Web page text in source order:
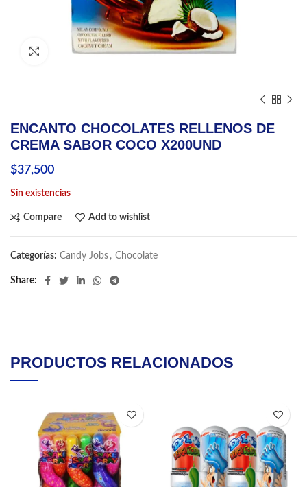
Click to enlarge
ENCANTO CHOCOLATES RELLENOS DE
CREMA SABOR COCO X200UND
$37,500
Sin existencias
Compare Add to wishlist
Categorías: Candy Jobs , Chocolate
Share
PRODUCTOS RELACIONADOS